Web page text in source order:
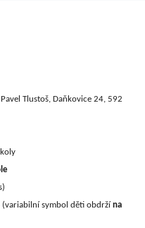
Pavel Tlustoš, Daňkovice 24, 592
(variabilní symbol děti obdržína